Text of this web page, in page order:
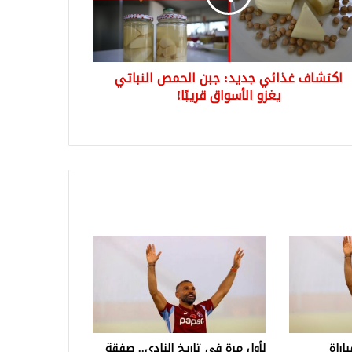
اكتشاف غذائي جديد: جبن الحمص النباتي
يغزو الأسواق قريبًا!